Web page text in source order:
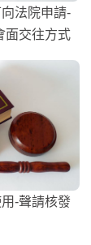
法院申請-
面交往方式
-聲請核發